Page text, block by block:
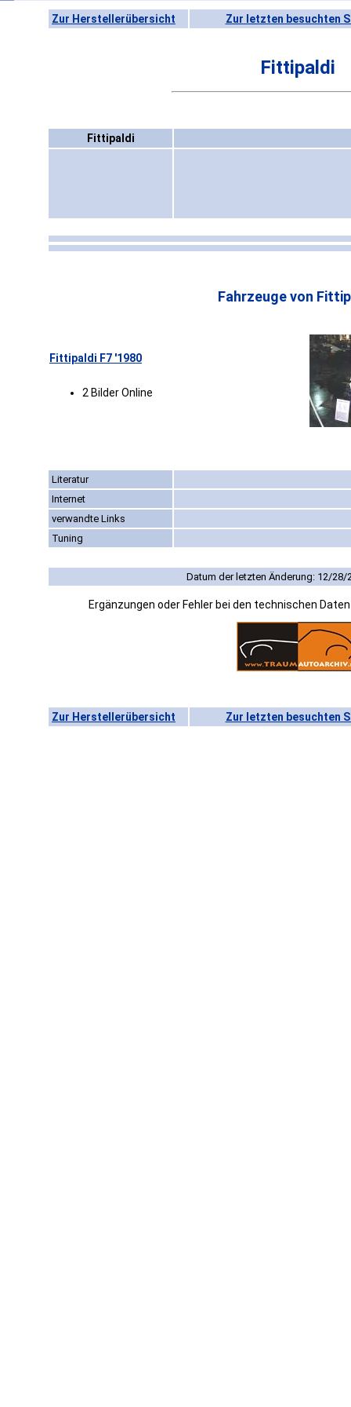
Zur Herstellerübersicht Zur letzten besuchten
Fittipaldi
Fittipaldi
Fahrzeuge von
Fittipaldi F7 '1980
2 Bilder Online
Literatur
Internet
verwandte Links
Tuning
Datum der letzten Änderung: 12/28/
Ergänzungen oder Fehler bei den technischen
Zur Herstellerübersicht Zur letzten besuchten